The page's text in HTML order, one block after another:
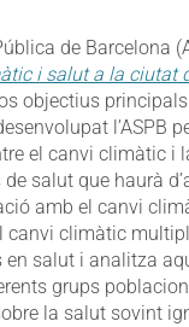
de Barcelona
i salut a la ciutat
objectius
l’ASPB
el canvi climàtic i
salut que haurà
amb el canvi
canvi climàtic
salut i analitza
grups
la salut sovint